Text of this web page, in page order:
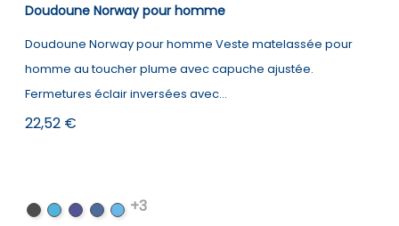
Doudoune Norway pour homme
Doudoune Norway pour homme Veste matelassée pour
homme au toucher plume avec capuche ajustée.
Fermetures éclair inversées avec...
Prix
22,52 €
NoirElectric
NavyBleuMoonlight
+3